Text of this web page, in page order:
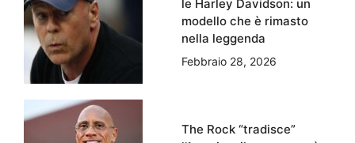
le Harley Davidson: un
modello che è rimasto
nella leggenda
Febbraio 28, 2026
The Rock “tradisce”